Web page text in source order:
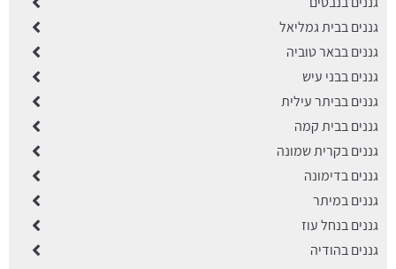
גננים בבית גמליאל
גננים בבאר טוביה
גננים בבני עיש
גננים בביתר עילית
גננים בבית קמה
גננים בקרית שמונה
גננים בדימונה
גננים במיתר
גננים בנחל עוז
גננים בהודיה